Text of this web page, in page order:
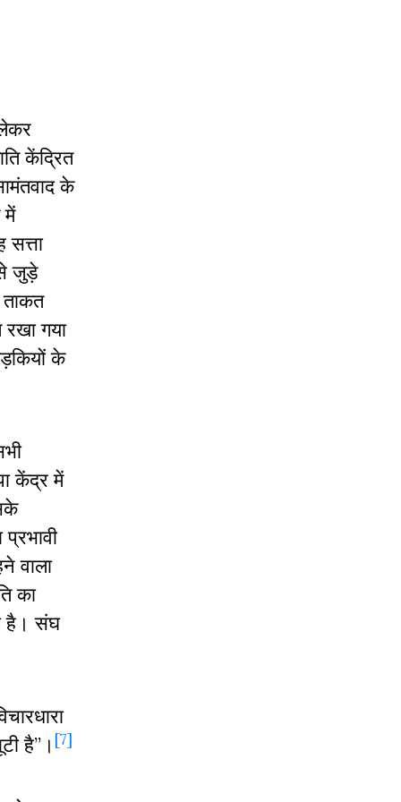
केंद्रित
के
में
जुड़े
रखा गया
के
केंद्र में
वाला
का
है। संघ
है”। [7]